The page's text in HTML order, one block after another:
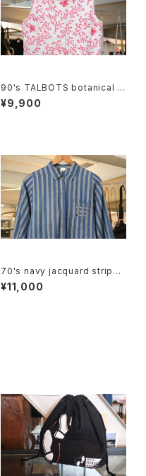
90's TALBOTS botanical s
croll printed Irish linen sle
eveless Shirt
¥9,900
70's navy jacquard stripe
balloon sleeve Shirt
¥11,000